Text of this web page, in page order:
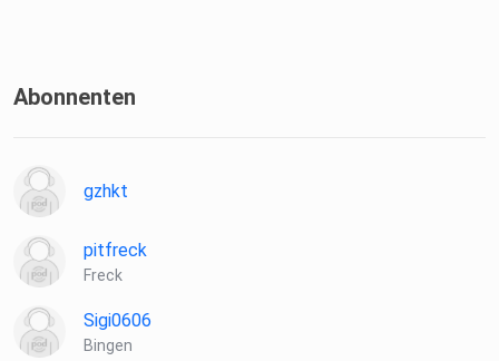
Abonnenten
gzhkt
pitfreck
Freck
Sigi0606
Bingen